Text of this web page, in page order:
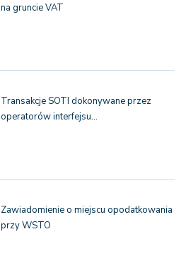
na gruncie VAT
Transakcje SOTI dokonywane przez
operatorów interfejsu…
Zawiadomienie o miejscu opodatkowania
przy WSTO